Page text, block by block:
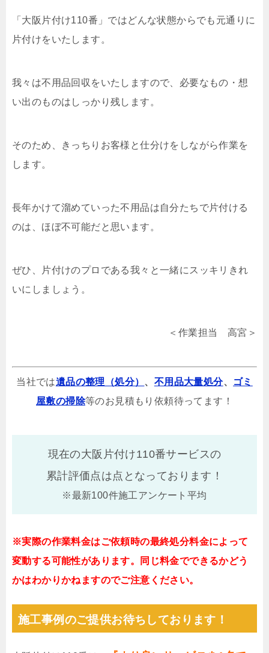
「大阪片付け110番」ではどんな状態からでも元通りに
片付けをいたします。
我々は不用品回収をいたしますので、必要なもの・想
い出のものはしっかり残します。
そのため、きっちりお客様と仕分けをしながら作業を
します。
長年かけて溜めていった不用品は自分たちで片付ける
のは、ほぼ不可能だと思います。
ぜひ、片付けのプロである我々と一緒にスッキリきれ
いにしましょう。
＜作業担当 高宮＞
当社では遺品の整理（処分） 、 不用品大量処分、
ゴミ
屋敷の掃除等のお見積もり依頼待ってます！
現在の大阪片付け110番サービスの
累計評価点は点となっております！
※最新100件施工アンケート平均
※実際の作業料金はご依頼時の最終処分料金によって
変動する可能性があります。同じ料金でできるかどう
かはわかりかねますのでご注意ください。
施工事例のご提供お待ちしております！